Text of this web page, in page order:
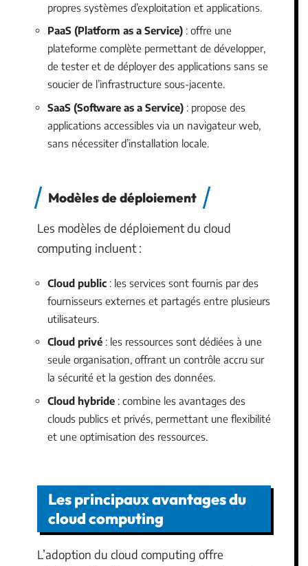
propres systèmes d’exploitation et applications.
PaaS (Platform as a Service) : offre une
plateforme complète permettant de développer,
de tester et de déployer des applications sans se
soucier de l’infrastructure sous-jacente.
SaaS (Software as a Service) : propose des
applications accessibles via un navigateur web,
sans nécessiter d’installation locale.
Modèles de déploiement
Les modèles de déploiement du cloud
computing incluent :
Cloud public : les services sont fournis par des
fournisseurs externes et partagés entre plusieurs
utilisateurs.
Cloud privé : les ressources sont dédiées à une
seule organisation, offrant un contrôle accru sur
la sécurité et la gestion des données.
Cloud hybride : combine les avantages des
clouds publics et privés, permettant une flexibilité
et une optimisation des ressources.
Les principaux avantages du
cloud computing
L’adoption du cloud computing offre